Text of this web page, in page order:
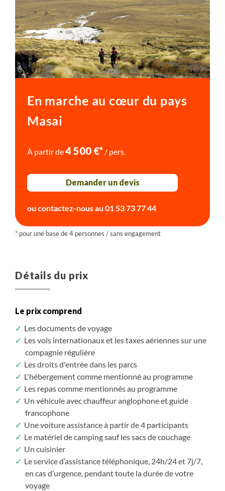
En marche au cœur du pays
Masai
À partir de4 500 €* / pers.
Demander un devis
ou contactez-nous au 01 53 73 77 44
Détails du prix
Le prix comprend
Les documents de voyage
Les vols internationaux et les taxes aériennes sur une
compagnie régulière
Les droits d'entrée dans les parcs
L'hébergement comme mentionné au programme
Les repas comme mentionnés au programme
Un véhicule avec chauffeur anglophone et guide
francophone
Une voiture assistance à partir de 4 participants
Le matériel de camping sauf les sacs de couchage
Un cuisinier
Le service d’assistance téléphonique, 24h/24 et 7j/7,
en cas d’urgence, pendant toute la durée de votre
voyage